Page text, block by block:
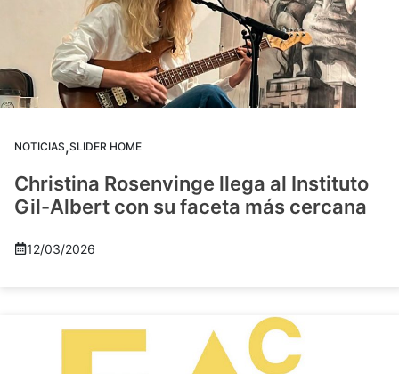
NOTICIAS,SLIDER HOME
Christina Rosenvinge llega al Instituto
Gil-Albert con su faceta más cercana
12/03/2026